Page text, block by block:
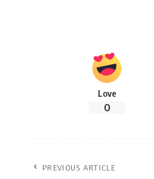
Love
0
PREVIOUS ARTICLE